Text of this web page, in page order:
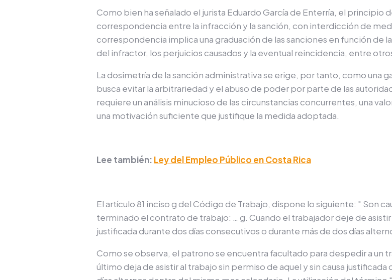
Como bien ha señalado el jurista Eduardo García de Enterría, el principio
correspondencia entre la infracción y la sanción, con interdicción de
correspondencia implica una graduación de las sanciones en función de
del infractor, los perjuicios causados y la eventual reincidencia, entre
La dosimetría de la sanción administrativa se erige, por tanto, como una
busca evitar la arbitrariedad y el abuso de poder por parte de las
requiere un análisis minucioso de las circunstancias concurrentes, una
una motivación suficiente que justifique la medida adoptada.
Lee también: Ley del Empleo Público en Costa Rica
El artículo 81 inciso g del Código de Trabajo, dispone lo siguiente: " Son c
terminado el contrato de trabajo: … g. Cuando el trabajador deje de
justificada durante dos días consecutivos o durante más de dos días
Como se observa, el patrono se encuentra facultado para despedir a un
último deja de asistir al trabajo sin permiso de aquel y sin causa